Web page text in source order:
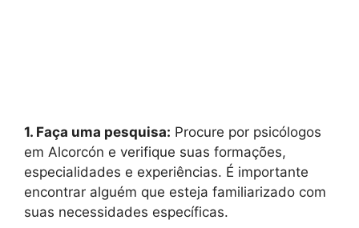
1. Faça uma pesquisa: Procure por psicólogos
em Alcorcón e verifique suas formações,
especialidades e experiências. É importante
encontrar alguém que esteja familiarizado com
suas necessidades específicas.